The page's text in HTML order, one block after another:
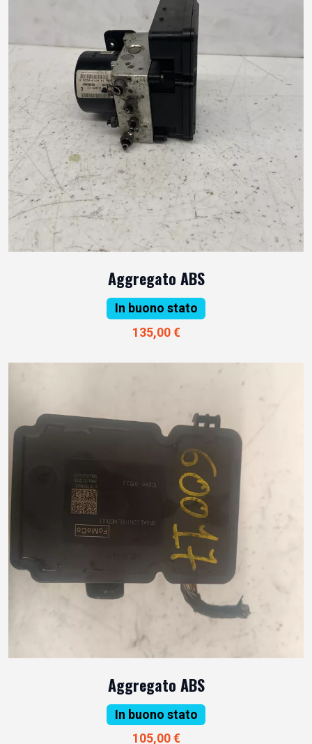
Aggregato ABS
In buono stato
135,00 €
Aggregato ABS
In buono stato
105,00 €